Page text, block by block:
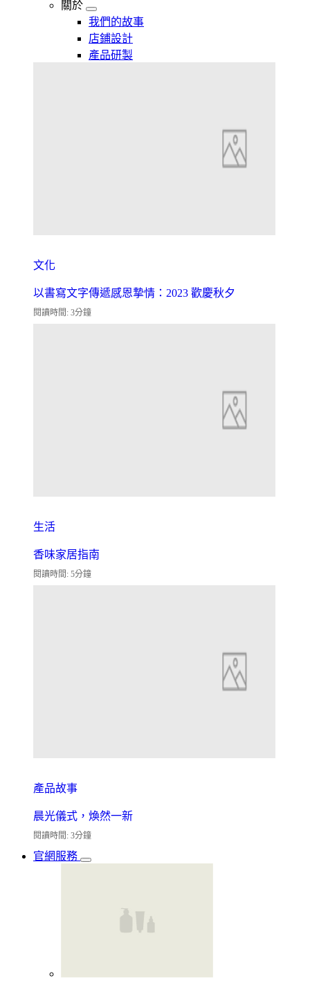
關於
我們的故事
店鋪設計
產品研製
文化
以書寫文字傳遞感恩摯情：2023 歡慶秋夕
閱讀時間: 3分鐘
生活
香味家居指南
閱讀時間: 5分鐘
產品故事
晨光儀式，煥然一新
閱讀時間: 3分鐘
官網服務